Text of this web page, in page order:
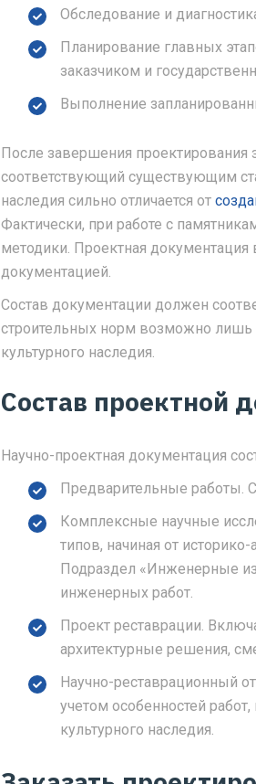
Обследование и
Планирование главных
заказчиком и
Выполнение
После завершения проектирования
соответствующий существующим
наследия сильно отличается от
Фактически, при работе с
методики. Проектная документация
документацией.
Состав документации должен
строительных норм возможно лишь
культурного наследия.
Состав проектной
Научно-проектная документация
Предварительные работы.
Комплексные научные
типов, начиная от
Подраздел «Инженерные
инженерных работ.
Проект реставрации.
архитектурные решения,
Научно-реставрационный
учетом особенностей
культурного наследия.